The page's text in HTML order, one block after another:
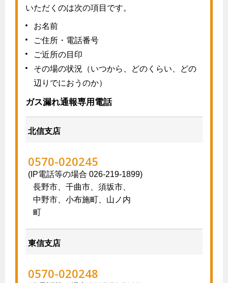
インターネット受付
設備別に比較する
ガスコンロとIHクッキングヒーターの比較
調理性
ガス給湯器とエコキュートの比較
快適性
経済性
キッチン
オススメの商品一覧
グリル活用法
コンロの取替えは
レンジフード
レンジフード
オーブン・炊飯器
キッチンをリフォーム
サニタリーをリフォーム
その他をリフォーム
リフォーム事例紹介
スタッフ
長野都市ガスのでんきのポイント
電気料金 長野都市ガスでんきプラン
都市ガスでんき 従量電灯Ｂ
都市ガスでんき 低圧電力
ご請求とお支払い
Chef Ropia's JOYFUL CUISINE
ヤミーのレシピ帖
食育活動について
エコ・クッキング
法人のお客様へ
ホーム
お問合わせ・資料請求 ショールーム
いただくのは次の項目です。
お名前
ご住所・電話番号
ご近所の目印
その場の状況（いつから、どのくらい、どの
辺りでにおうのか）
ガス漏れ通報専用電話
北信支店
0570-020245
(IP電話等の場合 026-219-1899)
長野市、千曲市、須坂市、
中野市、小布施町、山ノ内
町
東信支店
0570-020248